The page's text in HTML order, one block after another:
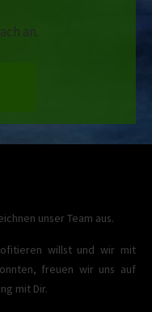
an.
unser Team aus.
willst und wir mit
freuen wir uns auf
mit Dir.